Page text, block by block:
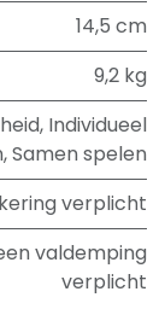
14,5 cm
9,2 kg
, Individueel
,Samen spelen
verplicht
valdemping
verplicht